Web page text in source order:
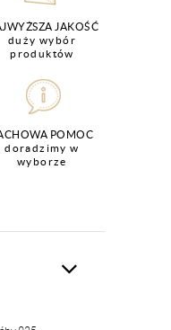
JAKOŚĆ
duży wybór
produktów
POMOC
doradzimy w
wyborze